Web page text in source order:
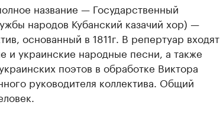
название — Государственный
народов Кубанский казачий хор) —
основанный в 1811г. В репертуар входят
и украинские народные песни, а также
поэтов в обработке Виктора
руководителя коллектива. Общий